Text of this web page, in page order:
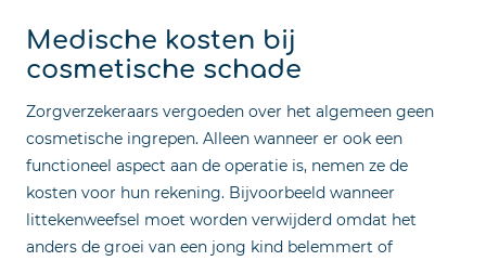
Medische kosten bij
cosmetische schade
Zorgverzekeraars vergoeden over het algemeen geen
cosmetische ingrepen. Alleen wanneer er ook een
functioneel aspect aan de operatie is, nemen ze de
kosten voor hun rekening. Bijvoorbeeld wanneer
littekenweefsel moet worden verwijderd omdat het
anders de groei van een jong kind belemmert of